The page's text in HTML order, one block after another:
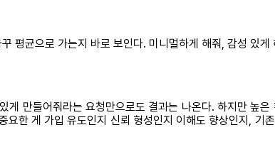
평균으로 가는지 바로 보인다. 미니멀하게 해줘, 감성 있
만들어줘라는 요청만으로도 결과는 나온다. 하지만 높
한 게 가입 유도인지 신뢰 형성인지 이해도 향상인지,